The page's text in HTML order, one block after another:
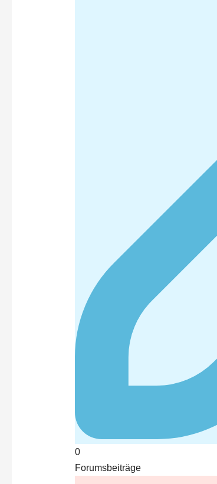
0
Forumsbeiträge